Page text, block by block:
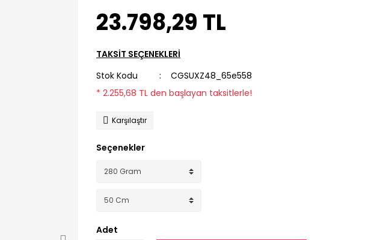
23.798,29 TL
TAKSİT SEÇENEKLERİ
Stok Kodu
CGSUXZ48_65e558
* 2.255,68 TL den başlayan taksitlerle!
Karşılaştır
Seçenekler
Adet